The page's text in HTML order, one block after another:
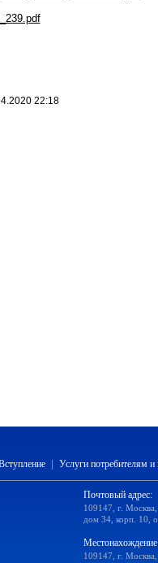
22:18
Услуги потребителям
Почтовый адрес:
109147, г. Москва,
дом 34, корп. 10,
109147, г. Москва,